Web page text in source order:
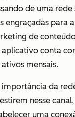
de uma rede
engraçadas para
de
conta
mensais.
da
nesse
uma